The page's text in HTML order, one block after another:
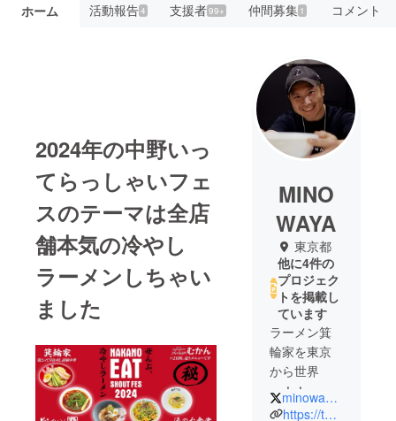
ホーム 活動報告4 支援者99+ 仲間募集 1 コメント
2024年の中野いっ
てらっしゃいフェ
スのテーマは全店
舗本気の冷やし
ラーメンしちゃい
ました
MINO
WAYA
東京都
他に4件の
プロジェク
トを掲載し
ています
ラーメン箕
輪家を東京
から世界
へ！！
minowayamaru
https://twitter.com/EAKminowaya